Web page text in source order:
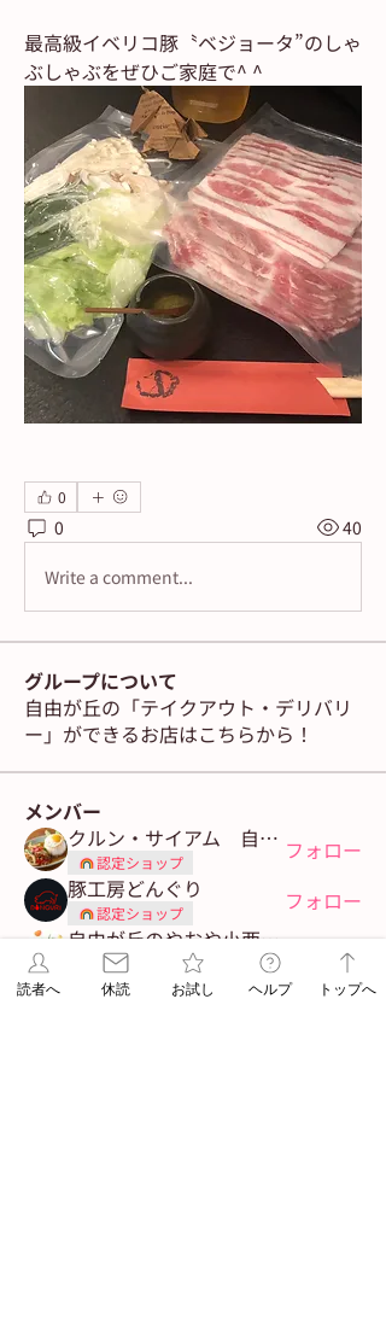
最高級イベリコ豚〝ベジョータ”のしゃ
ぶしゃぶをぜひご家庭で^ ^
0
0 40
Write a comment...
グループについて
自由が丘の「テイクアウト・デリバリ
ー」ができるお店はこちらから！
メンバー
クルン・サイアム 自由が丘店
認定ショップ
フォロー
豚工房どんぐり
認定ショップ
フォロー
自由が丘のやおや小西商事
認定ショップ
フォロー
タンテリーザ笑多
フォロー
読者へ 休読 お試し ヘルプ トップへ